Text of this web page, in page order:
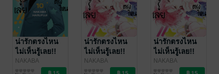
น่ารักตรงไหน
ไม่เห็นรู้เลย!!
ตอน 37
NAKABA
HARUFUJI
การ์ตูนรายตอน
น่ารักตรงไหน
ไม่เห็นรู้เลย!!
ตอน 36
NAKABA
HARUFUJI
การ์ตูนรายตอน
น่ารักตรงไหน
ไม่เห็นรู้เลย!!
ตอน 35
NAKABA
HARUFUJI
การ์ตูนรายตอน